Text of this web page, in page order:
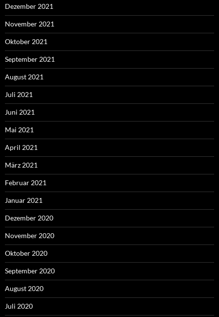
Dezember 2021
November 2021
Oktober 2021
September 2021
August 2021
Juli 2021
Juni 2021
Mai 2021
April 2021
März 2021
Februar 2021
Januar 2021
Dezember 2020
November 2020
Oktober 2020
September 2020
August 2020
Juli 2020